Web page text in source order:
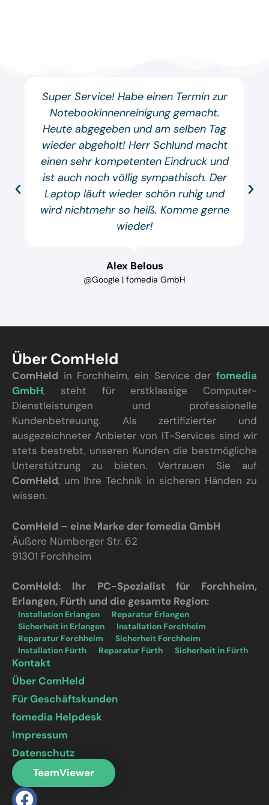
Super Service! Habe einen Termin zur
Notebookinnenreinigung gemacht.
Heute abgegeben und am selben Tag
wieder abgeholt! Herr Schlund macht
einen sehr kompetenten Eindruck und
ist auch noch völlig sympathisch. Der
Laptop läuft wieder schön ruhig und
wird nichtmehr so heiß. Komme gerne
wieder!
Alex Belous
@Google | fomedia GmbH
Über ComHeld
ComHeld in Forchheim, ein Service der fomedia
GmbH, steht für erstklassige Computer-
Dienstleistungen und professionelle
Kundenbetreuung. Als zertifizierter und
ausgezeichneter Anbieter von IT-Services sind wir
stets bestrebt, unseren Kunden die bestmögliche
Unterstützung zu bieten. Vertrauen Sie auf
ComHeld, um Ihre Technik in sicheren Händen zu
wissen.
ComHeld – eine Marke der fomedia GmbH
Äußere Nürnberger Str. 62
91301 Forchheim
ComHeld: Ihr PC-Spezialist für Forchheim,
Erlangen, Fürth und die gesamte Region:
Installation Erlangen
Reparatur Erlangen
Sicherheit in Erlangen
Installation Forchheim
Reparatur Forchheim
Sicherheit Forchheim
Installation Fürth
Reparatur Fürth Sicherheit in Fürth
Kontakt
Über ComHeld
Für Geschäftskunden
fomedia Helpdesk
Impressum
Datenschutz
TeamViewer